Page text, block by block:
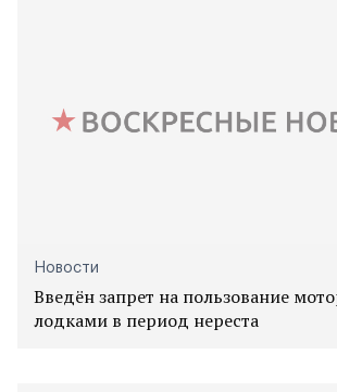
Новости
Введён запрет на пользование
лодками в период нереста